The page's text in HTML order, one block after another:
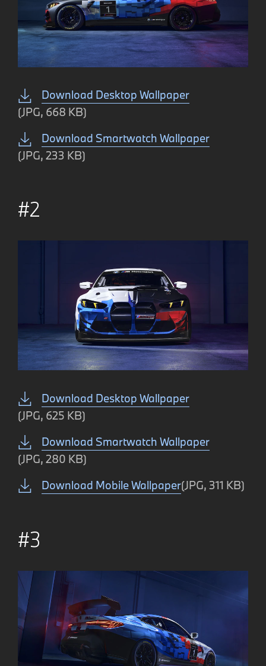
Download Desktop Wallpaper
(JPG, 668 KB)
Download Smartwatch Wallpaper
(JPG, 233 KB)
#2
Download Desktop Wallpaper
(JPG, 625 KB)
Download Smartwatch Wallpaper
(JPG, 280 KB)
Download Mobile Wallpaper(JPG, 311 KB)
#3